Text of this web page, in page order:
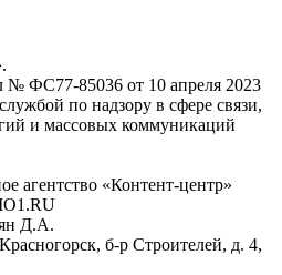
№ ФС77-85036 от 10 апреля 2023
по надзору в сфере связи,
и массовых коммуникаций
«Контент-центр»
Д.А.
б-р Строителей, д. 4,